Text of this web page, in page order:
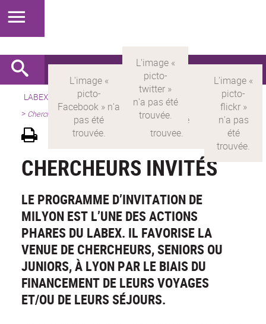
LABEX > LABEX MILYON Version française
Présentation
> Chercheurs invités
CHERCHEURS INVITÉS
LE PROGRAMME D’INVITATION DE
MILYON EST L’UNE DES ACTIONS
PHARES DU LABEX. IL FAVORISE LA
VENUE DE CHERCHEURS, SENIORS OU
JUNIORS, À LYON PAR LE BIAIS DU
FINANCEMENT DE LEURS VOYAGES
ET/OU DE LEURS SÉJOURS.